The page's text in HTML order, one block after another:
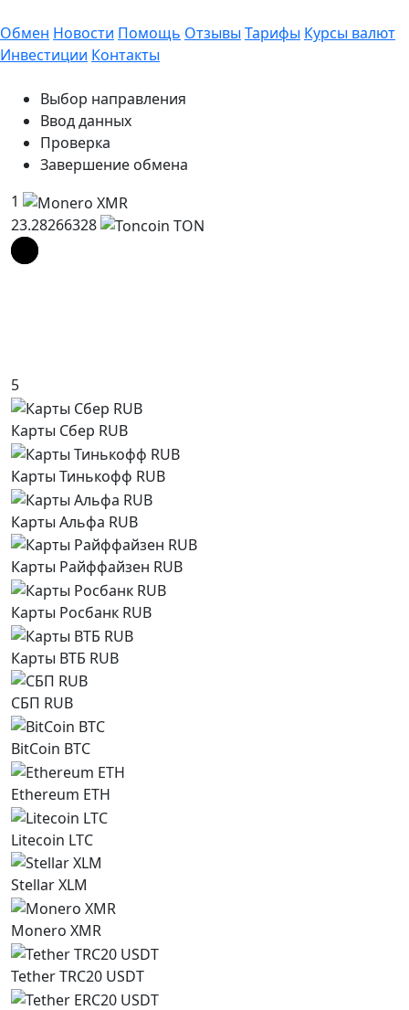
Обмен Новости Помощь Отзывы Тарифы Курсы валют
Инвестиции Контакты
Выбор направления
Ввод данных
Проверка
Завершение обмена
1
23.28266328
5
Карты Сбер RUB
Карты Тинькофф RUB
Карты Альфа RUB
Карты Райффайзен RUB
Карты Росбанк RUB
Карты ВТБ RUB
СБП RUB
BitCoin BTC
Ethereum ETH
Litecoin LTC
Stellar XLM
Monero XMR
Tether TRC20 USDT